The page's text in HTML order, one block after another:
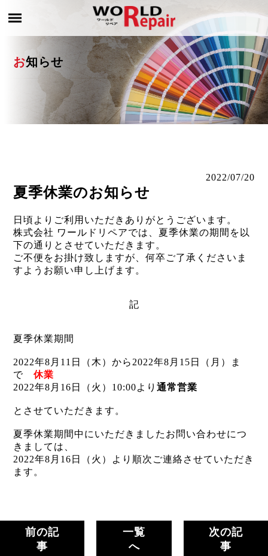
お知らせ
2022/07/20
夏季休業のお知らせ
日頃よりご利用いただきありがとうございます。
株式会社 ワールドリペアでは、夏季休業の期間を以
下の通りとさせていただきます。
ご不便をお掛け致しますが、何卒ご了承くださいま
すようお願い申し上げます。
記
夏季休業期間
2022年8月11日（木）から2022年8月15日（月）ま
で休業
2022年8月16日（火）10:00より通常営業
とさせていただきます。
夏季休業期間中にいただきましたお問い合わせにつ
きましては、
2022年8月16日（火）より順次ご連絡させていただき
ます。
前の記
事
一覧
へ
次の記
事